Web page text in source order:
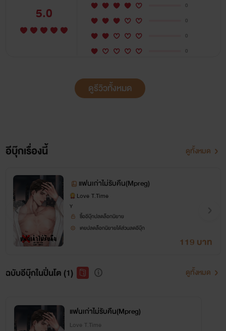
5.0
0
0
0
0
ดูรีวิวทั้งหมด
อีบุ๊กเรื่องนี้ ดูทั้งหมด
แฟนเก่าไม่รับคืน(Mpreg)
Love T.Time
Y
ซื้ออีบุ๊กปลดล็อกนิยาย
เคยปลดล็อกนิยายได้ส่วนลดอีบุ๊ก
119 บาท
ฉบับอีบุ๊กในปิ่นโต (1) ดูทั้งหมด
แฟนเก่าไม่รับคืน(Mpreg)
Love T.Time